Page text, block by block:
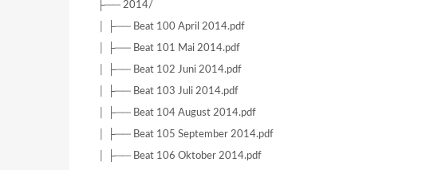
├── 2014/
│ ├── Beat 100 April 2014.pdf
│ ├── Beat 101 Mai 2014.pdf
│ ├── Beat 102 Juni 2014.pdf
│ ├── Beat 103 Juli 2014.pdf
│ ├── Beat 104 August 2014.pdf
│ ├── Beat 105 September 2014.pdf
│ ├── Beat 106 Oktober 2014.pdf